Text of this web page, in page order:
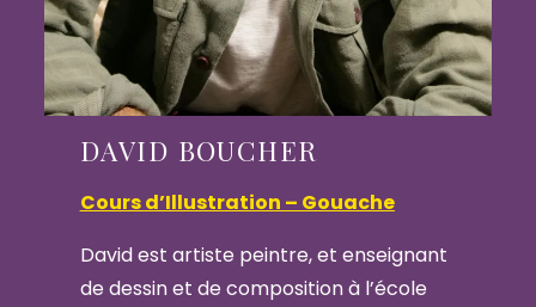
DAVID BOUCHER
Cours d’Illustration – Gouache
David est artiste peintre, et enseignant
de dessin et de composition à l’école